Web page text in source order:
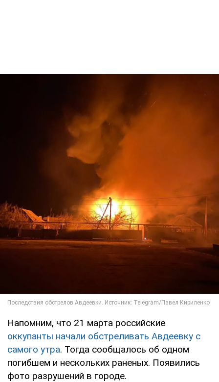
Напомним, что 21 марта российские
оккупанты начали обстреливать Авдеевку с
самого утра. Тогда сообщалось об одном
погибшем и нескольких раненых. Появились
фото разрушений в городе.